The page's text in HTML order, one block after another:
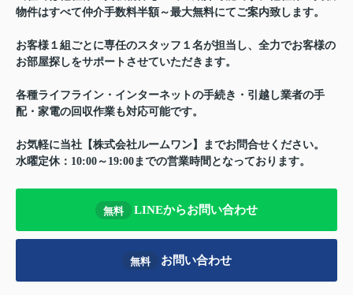
物件はすべて仲介手数料半額～最大無料にてご案内致します。
お客様１組ごとに専任のスタッフ１名が担当し、全力でお客様の
お部屋探しをサポートさせていただきます。
各種ライフライン・インターネットの手続き・引越し業者の手
配・家電の回収作業も対応可能です。
お気軽に当社【株式会社ルームワン】までお問合せください。
水曜定休：10:00～19:00までの営業時間となっております。
無料 LINEからお問い合わせ
無料 お問い合わせ